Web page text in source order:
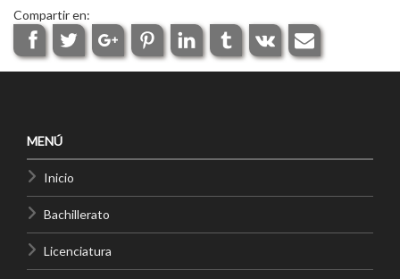
Compartir en:
MENÚ
Inicio
Bachillerato
Licenciatura